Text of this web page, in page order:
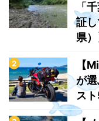
「
証
県）
【
が
スト